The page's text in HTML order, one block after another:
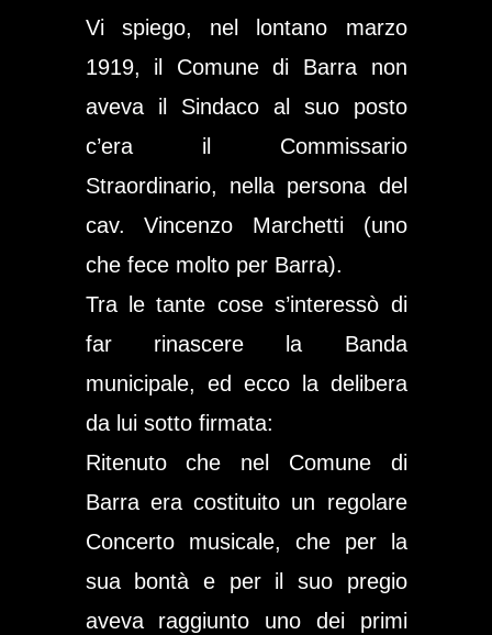
Vi spiego, nel lontano marzo
1919, il Comune di Barra non
aveva il Sindaco al suo posto
c’era il Commissario
Straordinario, nella persona del
cav. Vincenzo Marchetti (uno
che fece molto per Barra).
Tra le tante cose s’interessò di
far rinascere la Banda
municipale, ed ecco la delibera
da lui sotto firmata:
Ritenuto che nel Comune di
Barra era costituito un regolare
Concerto musicale, che per la
sua bontà e per il suo pregio
aveva raggiunto uno dei primi